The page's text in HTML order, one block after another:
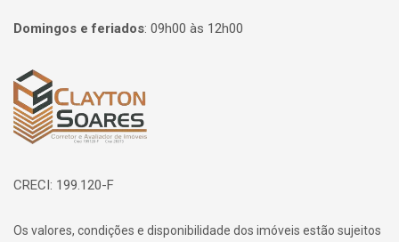
Domingos e feriados: 09h00 às 12h00
Página inicial
CRECI: 199.120-F
Os valores, condições e disponibilidade dos imóveis estão sujeitos